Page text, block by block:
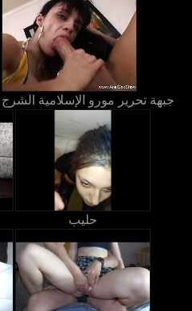
جبهة تحرير مورو الإسلامية الشرج
حليب